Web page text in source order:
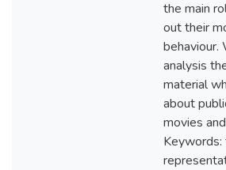
the main
out their
behaviour.
analysis
material
about
movies
Keywords: